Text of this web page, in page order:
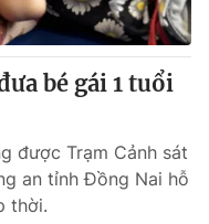
bé gái 1 tuổi
được Trạm Cảnh sát
an tỉnh Đồng Nai hỗ
thời.